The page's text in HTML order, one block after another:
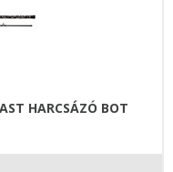
HARCSÁZÓ BOT